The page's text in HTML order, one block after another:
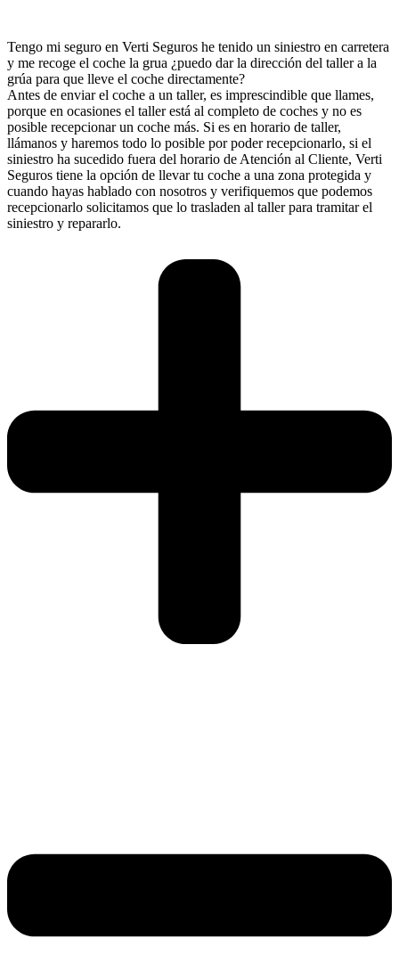
Tengo mi seguro en Verti Seguros he tenido un siniestro en carretera
y me recoge el coche la grua ¿puedo dar la dirección del taller a la
grúa para que lleve el coche directamente?
Antes de enviar el coche a un taller, es imprescindible que llames,
porque en ocasiones el taller está al completo de coches y no es
posible recepcionar un coche más. Si es en horario de taller,
llámanos y haremos todo lo posible por poder recepcionarlo, si el
siniestro ha sucedido fuera del horario de Atención al Cliente, Verti
Seguros tiene la opción de llevar tu coche a una zona protegida y
cuando hayas hablado con nosotros y verifiquemos que podemos
recepcionarlo solicitamos que lo trasladen al taller para tramitar el
siniestro y repararlo.